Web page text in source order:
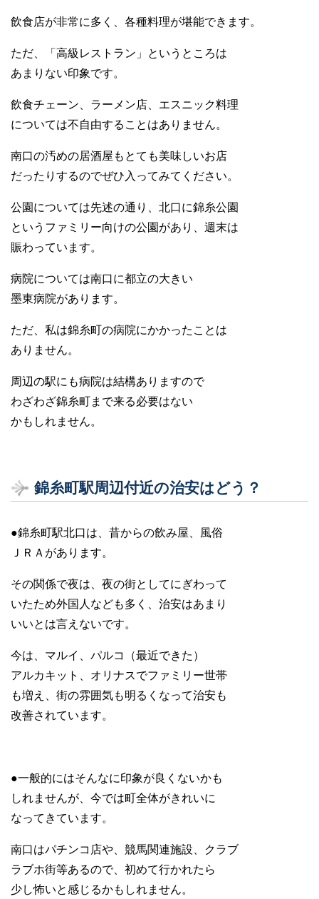
飲食店が非常に多く、各種料理が堪能できます。
ただ、「高級レストラン」というところは
あまりない印象です。
飲食チェーン、ラーメン店、エスニック料理
については不自由することはありません。
南口の汚めの居酒屋もとても美味しいお店
だったりするのでぜひ入ってみてください。
公園については先述の通り、北口に錦糸公園
というファミリー向けの公園があり、週末は
賑わっています。
病院については南口に都立の大きい
墨東病院があります。
ただ、私は錦糸町の病院にかかったことは
ありません。
周辺の駅にも病院は結構ありますので
わざわざ錦糸町まで来る必要はない
かもしれません。
錦糸町駅周辺付近の治安はどう？
●錦糸町駅北口は、昔からの飲み屋、風俗
ＪＲＡがあります。
その関係で夜は、夜の街としてにぎわって
いたため外国人なども多く、治安はあまり
いいとは言えないです。
今は、マルイ、パルコ（最近できた）
アルカキット、オリナスでファミリー世帯
も増え、街の雰囲気も明るくなって治安も
改善されています。
●一般的にはそんなに印象が良くないかも
しれませんが、今では町全体がきれいに
なってきています。
南口はパチンコ店や、競馬関連施設、クラブ
ラブホ街等あるので、初めて行かれたら
少し怖いと感じるかもしれません。